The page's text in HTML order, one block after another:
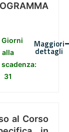
Giorni
alla
scadenza:
31
Maggiori
dettagli
al Corso